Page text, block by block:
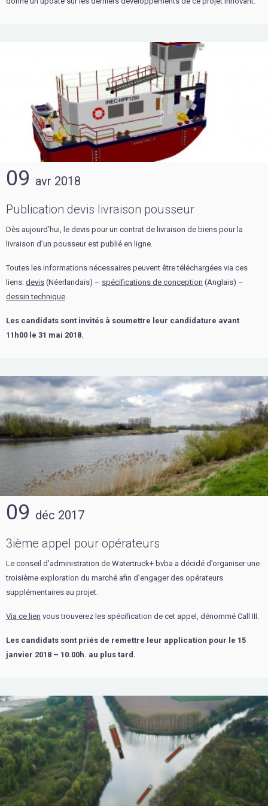
09 avr 2018
Publication devis livraison pousseur
Dès aujourd’hui, le devis pour un contrat de livraison de biens pour la
livraison d’un pousseur est publié en ligne.
Toutes les informations nécessaires peuvent être téléchargées via ces
liens: devis (Néerlandais) – spécifications de conception (Anglais) –
dessin technique.
Les candidats sont invités à soumettre leur candidature avant
11h00 le 31 mai 2018.
09 déc 2017
3ième appel pour opérateurs
Le conseil d’administration de Watertruck+ bvba a décidé d’organiser une
troisième exploration du marché afin d’engager des opérateurs
supplémentaires au projet.
Via ce lien vous trouverez les spécification de cet appel, dénommé Call III.
Les candidats sont priés de remettre leur application pour le 15
janvier 2018 – 10.00h. au plus tard.